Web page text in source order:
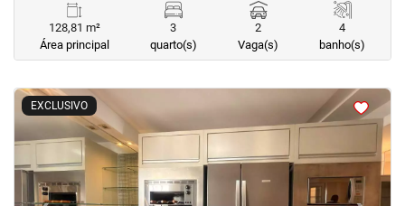
128,81 m²
Área principal
3
quarto(s)
2
Vaga(s)
4
banho(s)
EXCLUSIVO
< <<<